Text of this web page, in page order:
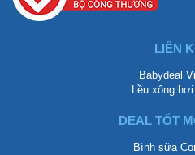
LIÊN
Babydeal
Lều xông
DEAL TỐT
Bình sữa